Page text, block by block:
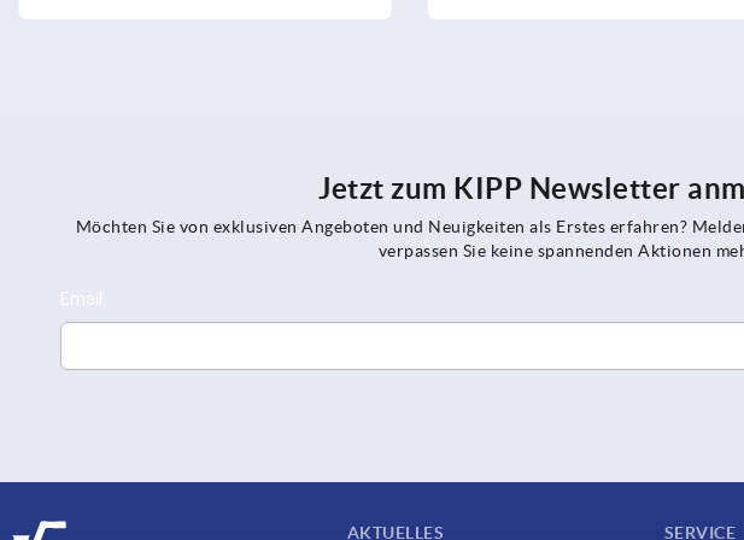
Jetzt zum KIPP Newsletter
Möchten Sie von exklusiven Angeboten und Neuigkeiten als Erstes erfahren?
verpassen Sie keine spannenden Aktionen
AKTUELLES SERVICE